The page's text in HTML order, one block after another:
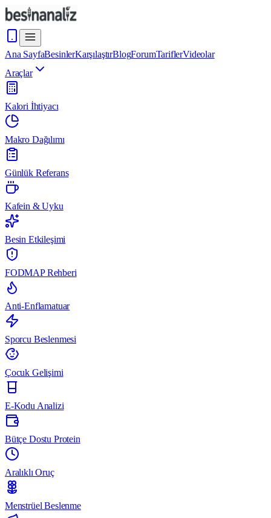
Ana SayfaBesinlerKarşılaştırBlogForumTariflerVideolar
Araçlar
Kalori İhtiyacı
Makro Dağılımı
Günlük Referans
Kafein & Uyku
Besin Etkileşimi
FODMAP Rehberi
Anti-Enflamatuar
Sporcu Beslenmesi
Çocuk Gelişimi
E-Kodu Analizi
Bütçe Dostu Protein
Aralıklı Oruç
Menstrüel Beslenme